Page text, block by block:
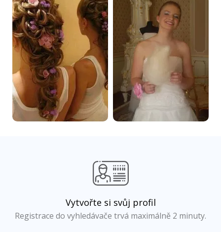
Vytvořte si svůj profil
Registrace do vyhledávače trvá maximálně 2 minuty.